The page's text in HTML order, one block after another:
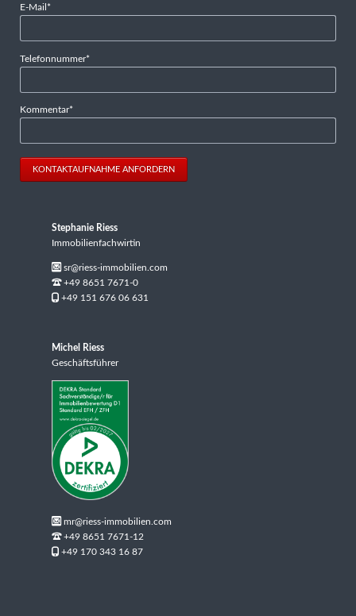
Pflichtfeld
E-Mail *
Pflichtfeld
Telefonnummer*
Pflichtfeld
Kommentar*
KONTAKTAUFNAHME ANFORDERN
Stephanie Riess
Immobilienfachwirtin
sr@riess-immobilien.com
+49 8651 7671-0
+49 151 676 06 631
Michel Riess
Geschäftsführer
mr@riess-immobilien.com
+49 8651 7671-12
+49 170 343 16 87